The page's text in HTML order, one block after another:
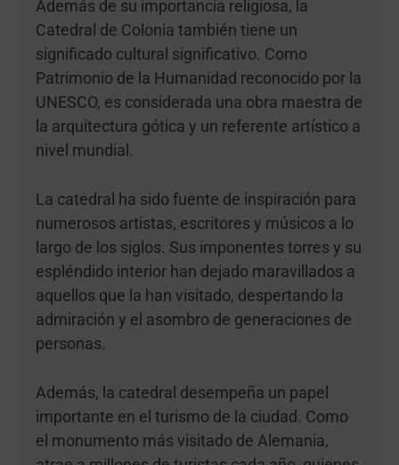
Además de su importancia religiosa, la
Catedral de Colonia también tiene un
significado cultural significativo. Como
Patrimonio de la Humanidad reconocido por la
UNESCO, es considerada una obra maestra de
la arquitectura gótica y un referente artístico a
nivel mundial.
La catedral ha sido fuente de inspiración para
numerosos artistas, escritores y músicos a lo
largo de los siglos. Sus imponentes torres y su
espléndido interior han dejado maravillados a
aquellos que la han visitado, despertando la
admiración y el asombro de generaciones de
personas.
Además, la catedral desempeña un papel
importante en el turismo de la ciudad. Como
el monumento más visitado de Alemania,